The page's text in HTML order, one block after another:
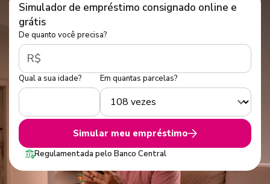
Simulador de empréstimo consignado online e
grátis
De quanto você precisa?
R$
Qual a sua idade? Em quantas parcelas?
Simular meu empréstimo
Regulamentada pelo Banco Central